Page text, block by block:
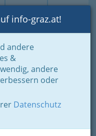
Login Toggle
info-graz.at!
andere
&
andere
oder
Datenschutz
- der Handel
und Türenhandel
zu